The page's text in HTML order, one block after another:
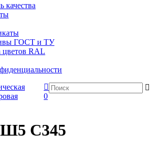
качества
ГОСТ и ТУ
цветов RAL
0
Ш5 С345